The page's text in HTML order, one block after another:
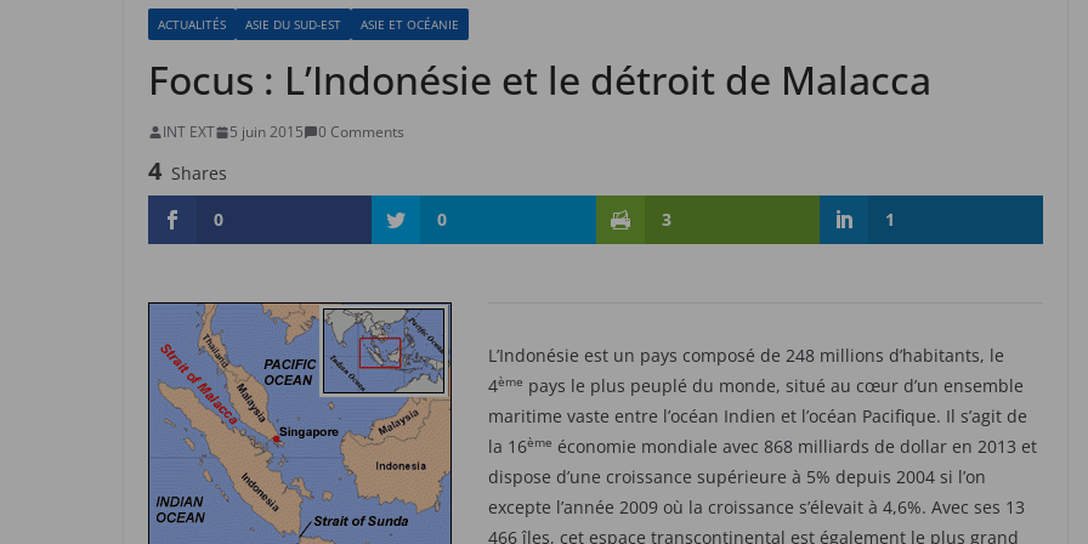
ACTUALITÉS ASIE DU SUD-EST ASIE ET OCÉANIE
Focus : L’Indonésie et le détroit de Malacca
INT EXT 5 juin 2015 0 Comments
4 Shares
0
0 3 1
L’Indonésie est un pays composé de 248 millions d’habitants, le
4ème pays le plus peuplé du monde, situé au cœur d’un ensemble
maritime vaste entre l’océan Indien et l’océan Pacifique. Il s’agit de
la 16ème économie mondiale avec 868 milliards de dollar en 2013 et
dispose d’une croissance supérieure à 5% depuis 2004 si l’on
excepte l’année 2009 où la croissance s’élevait à 4,6%. Avec ses 13
466 îles, cet espace transcontinental est également le plus grand